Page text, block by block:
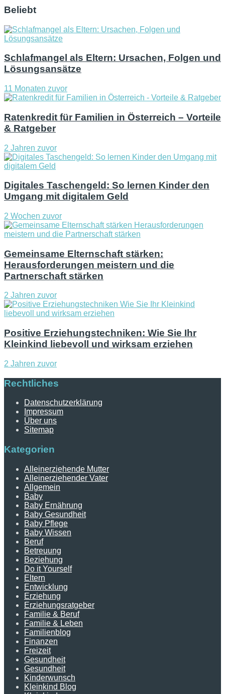
Beliebt
Schlafmangel als Eltern: Ursachen, Folgen und
Lösungsansätze
11 Monaten zuvor
Ratenkredit für Familien in Österreich – Vorteile
& Ratgeber
2 Jahren zuvor
Digitales Taschengeld: So lernen Kinder den
Umgang mit digitalem Geld
2 Wochen zuvor
Gemeinsame Elternschaft stärken:
Herausforderungen meistern und die
Partnerschaft stärken
2 Jahren zuvor
Positive Erziehungstechniken: Wie Sie Ihr
Kleinkind liebevoll und wirksam erziehen
2 Jahren zuvor
Rechtliches
Datenschutzerklärung
Impressum
Über uns
Sitemap
Kategorien
Alleinerziehende Mutter
Alleinerziehender Vater
Allgemein
Baby
Baby Ernährung
Baby Gesundheit
Baby Pflege
Baby Wissen
Beruf
Betreuung
Beziehung
Do it Yourself
Eltern
Entwicklung
Erziehung
Erziehungsratgeber
Familie & Beruf
Familie & Leben
Familienblog
Finanzen
Freizeit
Gesundheit
Gesundheit
Kinderwunsch
Kleinkind Blog